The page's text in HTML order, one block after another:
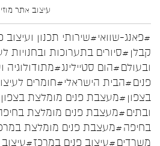
עיצוב אתר מוזי
#פאנג-שוואי#שירותי תכנון ועיצוב
קבלן #סיורים בתערוכות ובחנויות
ובעולם#הום סטיילינג#מתודולוגיה
פנים#הבית הישראלי#חומרים
בצפון #מעצבת פנים מומלצת בצפון
ובתים#מעצבת פנים מומלצת
בחיפה#מעצבת פנים מומלצת
משרדים#עיצוב פנים במרכז#עיצוב